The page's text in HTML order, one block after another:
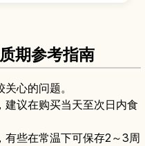
期参考指南
心的问题。
建议在购买当天至次日内食
有些在常温下可保存2～3周